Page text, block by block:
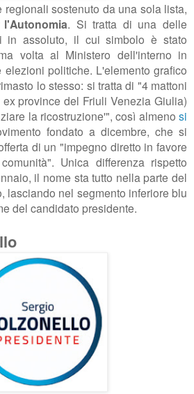
regionali sostenuto da una sola lista,
. Si tratta di una delle
in assoluto, il cui simbolo è stato
volta al Ministero dell'interno in
politiche. L'elemento grafico
lo stesso: si tratta di "4 mattoni
province del Friuli Venezia Giulia)
la ricostruzione'", così almeno si
fondato a dicembre, che si
di un "impegno diretto in favore
. Unica differenza rispetto
il nome sta tutto nella parte del
lasciando nel segmento inferiore blu
del candidato presidente.